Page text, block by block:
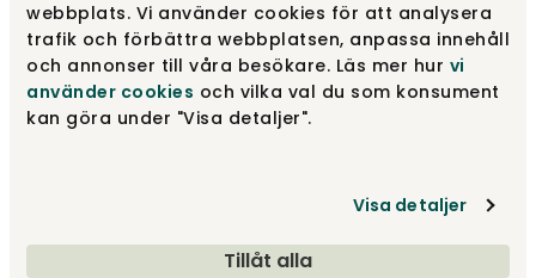
webbplats. Vi använder cookies för att analysera
trafik och förbättra webbplatsen, anpassa innehåll
och annonser till våra besökare. Läs mer hur vi
använder cookies och vilka val du som konsument
kan göra under "Visa detaljer".
Visa detaljer
Tillåt alla
Rekommenderade tillval
fr.34 100 kr